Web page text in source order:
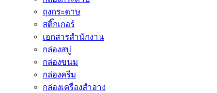
ถุงกระดาษ
สติ๊กเกอร์
เอกสารสำนักงาน
กล่องสบู่
กล่องขนม
กล่องครีม
กล่องเครื่องสำอาง